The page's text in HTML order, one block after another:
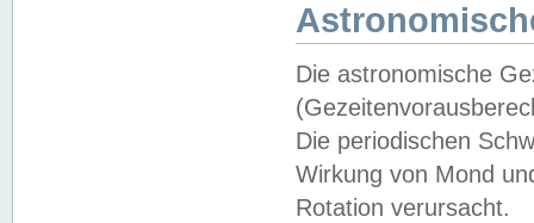
Die astronomische
Die periodischen
Wirkung von Mond
Rotation verursacht.